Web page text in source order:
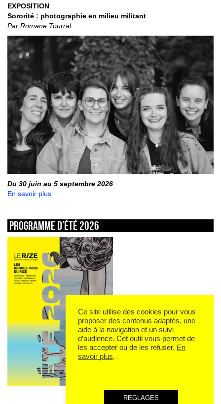
EXPOSITION
Sororité : photographie en milieu militant
Par Romane Tourral
Du 30 juin au 5 septembre 2026
En savoir plus
Programme d’été 2026
Ce site utilise des cookies pour vous
proposer des contenus adaptés, une
aide à la navigation et un suivi
d’audience. Cet outil vous permet de
les accepter ou de les refuser. En
savoir plus.
REGLAGES